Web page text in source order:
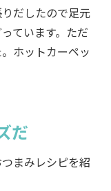
だしたので足元
ています。ただ
ホットカーペッ
だ
まみレシピを紹